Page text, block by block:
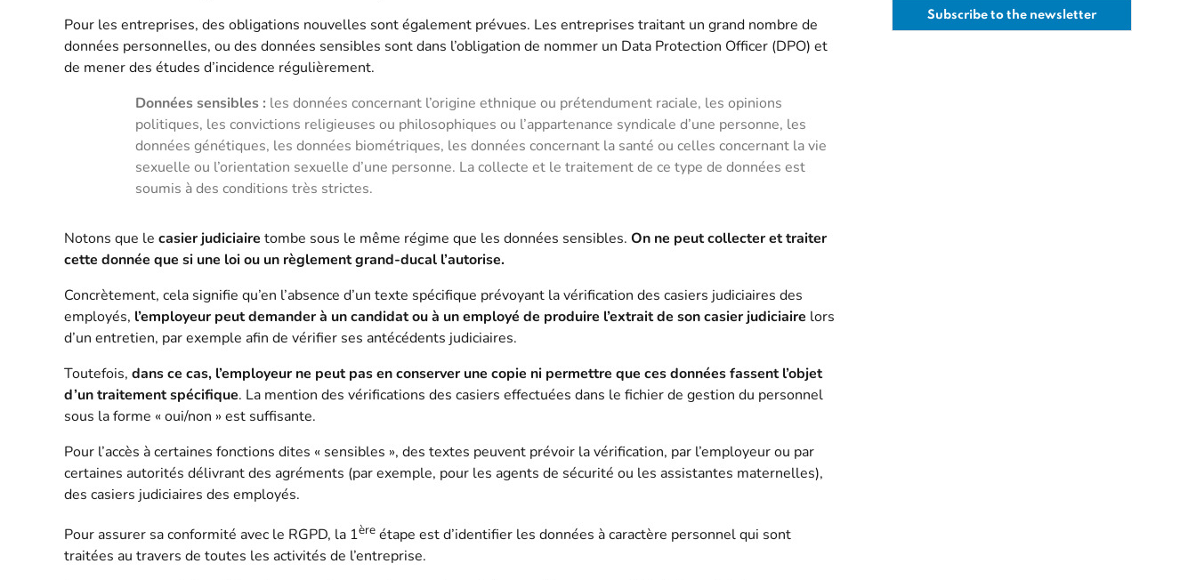
Pour les entreprises, des obligations nouvelles sont également prévues. Les entreprises traitant un grand nombre de
données personnelles, ou des données sensibles sont dans l’obligation de nommer un Data Protection Officer (DPO) et
de mener des études d’incidence régulièrement.
Données sensibles : les données concernant l’origine ethnique ou prétendument raciale, les opinions
politiques, les convictions religieuses ou philosophiques ou l’appartenance syndicale d’une personne, les
données génétiques, les données biométriques, les données concernant la santé ou celles concernant la vie
sexuelle ou l’orientation sexuelle d’une personne. La collecte et le traitement de ce type de données est
soumis à des conditions très strictes.
Notons que le casier judiciaire tombe sous le même régime que les données sensibles. On ne peut collecter et traiter
cette donnée que si une loi ou un règlement grand-ducal l’autorise.
Concrètement, cela signifie qu’en l’absence d’un texte spécifique prévoyant la vérification des casiers judiciaires des
employés, l’employeur peut demander à un candidat ou à un employé de produire l’extrait de son casier judiciaire lors
d’un entretien, par exemple afin de vérifier ses antécédents judiciaires.
Toutefois, dans ce cas, l’employeur ne peut pas en conserver une copie ni permettre que ces données fassent l’objet
d’un traitement spécifique. La mention des vérifications des casiers effectuées dans le fichier de gestion du personnel
sous la forme « oui/non » est suffisante.
Pour l’accès à certaines fonctions dites « sensibles », des textes peuvent prévoir la vérification, par l’employeur ou par
certaines autorités délivrant des agréments (par exemple, pour les agents de sécurité ou les assistantes maternelles),
des casiers judiciaires des employés.
Pour assurer sa conformité avec le RGPD, la 1ère étape est d’identifier les données à caractère personnel qui sont
traitées au travers de toutes les activités de l’entreprise.